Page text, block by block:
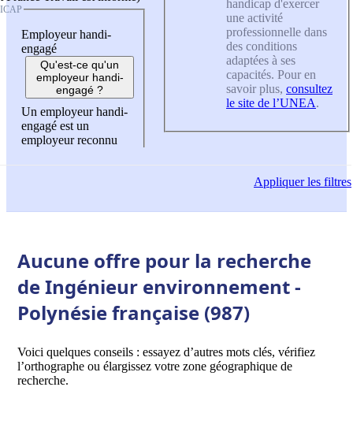
Employeur handi-
engagé
Qu'est-ce qu'un
employeur handi-
engagé ?
Un employeur handi-
engagé est un
employeur reconnu
handicap d'exercer
une activité
professionnelle dans
des conditions
adaptées à ses
capacités. Pour en
savoir plus, consultez
le site de l’UNEA.
Appliquerles filtres
Aucune offre pour la recherche
de Ingénieur environnement -
Polynésie française (987)
Voici quelques conseils : essayez d’autres mots clés, vérifiez
l’orthographe ou élargissez votre zone géographique de
recherche.